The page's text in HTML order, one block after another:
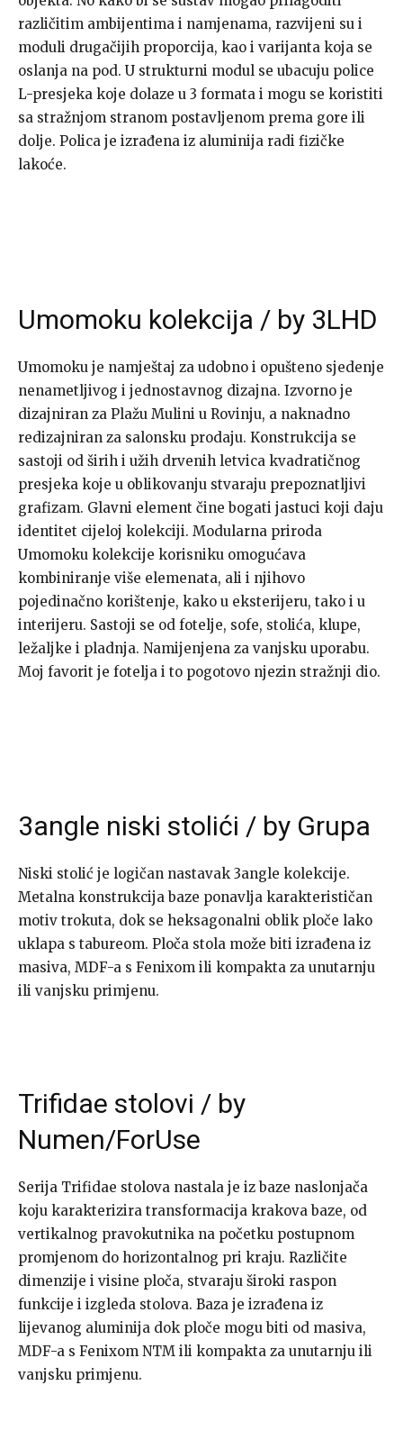
različitim ambijentima i namjenama, razvijeni su i
moduli drugačijih proporcija, kao i varijanta koja se
oslanja na pod. U strukturni modul se ubacuju police
L-presjeka koje dolaze u 3 formata i mogu se koristiti
sa stražnjom stranom postavljenom prema gore ili
dolje. Polica je izrađena iz aluminija radi fizičke
lakoće.
Umomoku kolekcija / by 3LHD
Umomoku je namještaj za udobno i opušteno sjedenje
nenametljivog i jednostavnog dizajna. Izvorno je
dizajniran za Plažu Mulini u Rovinju, a naknadno
redizajniran za salonsku prodaju. Konstrukcija se
sastoji od širih i užih drvenih letvica kvadratičnog
presjeka koje u oblikovanju stvaraju prepoznatljivi
grafizam. Glavni element čine bogati jastuci koji daju
identitet cijeloj kolekciji. Modularna priroda
Umomoku kolekcije korisniku omogućava
kombiniranje više elemenata, ali i njihovo
pojedinačno korištenje, kako u eksterijeru, tako i u
interijeru. Sastoji se od fotelje, sofe, stolića, klupe,
ležaljke i pladnja. Namijenjena za vanjsku uporabu.
Moj favorit je fotelja i to pogotovo njezin stražnji dio.
3angle niski stolići / by Grupa
Niski stolić je logičan nastavak 3angle kolekcije.
Metalna konstrukcija baze ponavlja karakterističan
motiv trokuta, dok se heksagonalni oblik ploče lako
uklapa s tabureom. Ploča stola može biti izrađena iz
masiva, MDF-a s Fenixom ili kompakta za unutarnju
ili vanjsku primjenu.
Trifidae stolovi / by
Numen/ForUse
Serija Trifidae stolova nastala je iz baze naslonjača
koju karakterizira transformacija krakova baze, od
vertikalnog pravokutnika na početku postupnom
promjenom do horizontalnog pri kraju. Različite
dimenzije i visine ploča, stvaraju široki raspon
funkcije i izgleda stolova. Baza je izrađena iz
lijevanog aluminija dok ploče mogu biti od masiva,
MDF-a s Fenixom NTM ili kompakta za unutarnju ili
vanjsku primjenu.